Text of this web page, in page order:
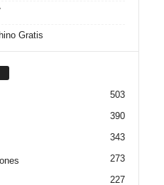
Gratis
503
390
343
273
227